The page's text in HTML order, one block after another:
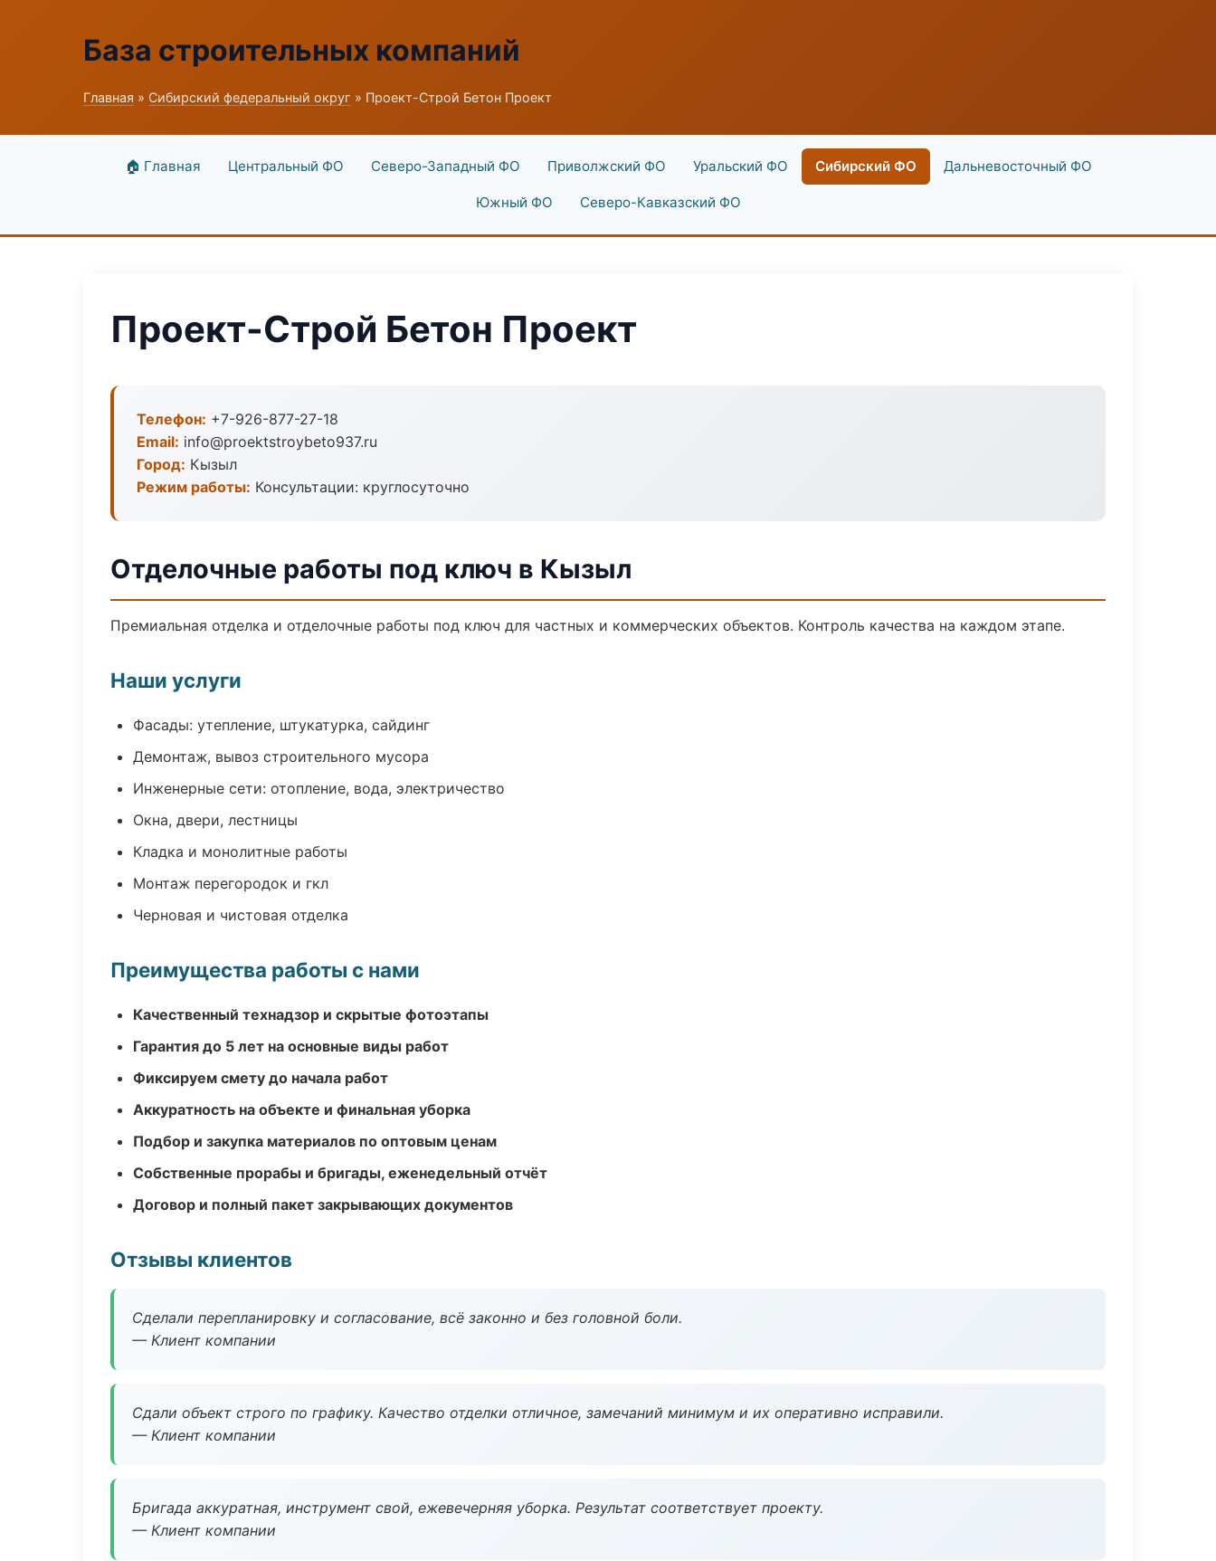
База строительных компаний
Главная » Сибирский федеральный округ » Проект-Строй Бетон Проект
🏠 Главная Центральный ФО Северо-Западный ФО Приволжский ФО Уральский ФО Сибирский ФО Дальневосточный ФО
Южный ФО Северо-Кавказский ФО
Проект-Строй Бетон Проект
Телефон: +7-926-877-27-18
Email: info@proektstroybeto937.ru
Город: Кызыл
Режим работы: Консультации: круглосуточно
Отделочные работы под ключ в Кызыл
Премиальная отделка и отделочные работы под ключ для частных и коммерческих объектов. Контроль качества на каждом этапе.
Наши услуги
Фасады: утепление, штукатурка, сайдинг
Демонтаж, вывоз строительного мусора
Инженерные сети: отопление, вода, электричество
Окна, двери, лестницы
Кладка и монолитные работы
Монтаж перегородок и гкл
Черновая и чистовая отделка
Преимущества работы с нами
Качественный технадзор и скрытые фотоэтапы
Гарантия до 5 лет на основные виды работ
Фиксируем смету до начала работ
Аккуратность на объекте и финальная уборка
Подбор и закупка материалов по оптовым ценам
Собственные прорабы и бригады, еженедельный отчёт
Договор и полный пакет закрывающих документов
Отзывы клиентов
Сделали перепланировку и согласование, всё законно и без головной боли.
— Клиент компании
Сдали объект строго по графику. Качество отделки отличное, замечаний минимум и их оперативно исправили.
— Клиент компании
Бригада аккуратная, инструмент свой, ежевечерняя уборка. Результат соответствует проекту.
— Клиент компании